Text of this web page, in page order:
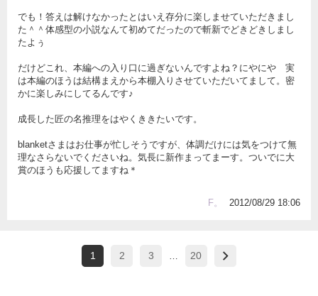
でも！答えは解けなかったとはいえ存分に楽しませていただきまし
た＾＾体感型の小説なんて初めてだったので斬新でどきどきしまし
たよぅ
だけどこれ、本編への入り口に過ぎないんですよね？にやにや 実
は本編のほうは結構まえから本棚入りさせていただいてまして。密
かに楽しみにしてるんです♪
成長した匠の名推理をはやくききたいです。
blanketさまはお仕事が忙しそうですが、体調だけには気をつけて無
理なさらないでくださいね。気長に新作まってまーす。ついでに大
賞のほうも応援してますね＊
F。 2012/08/29 18:06
1 2 3 20